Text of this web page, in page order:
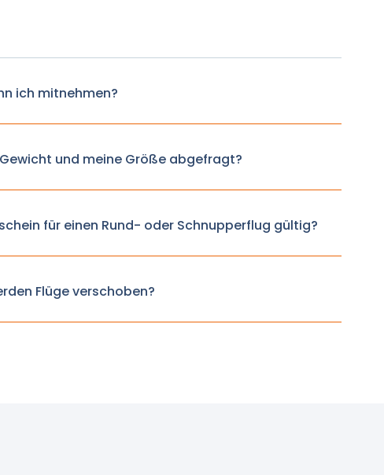
ich mitnehmen?
und meine Größe abgefragt?
für einen Rund- oder Schnupperflug gültig?
Flüge verschoben?